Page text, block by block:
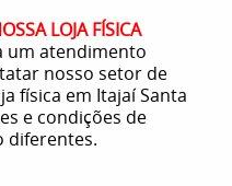
LOJA FÍSICA
um atendimento
nosso setor de
física em Itajaí Santa
e condições de
diferentes.